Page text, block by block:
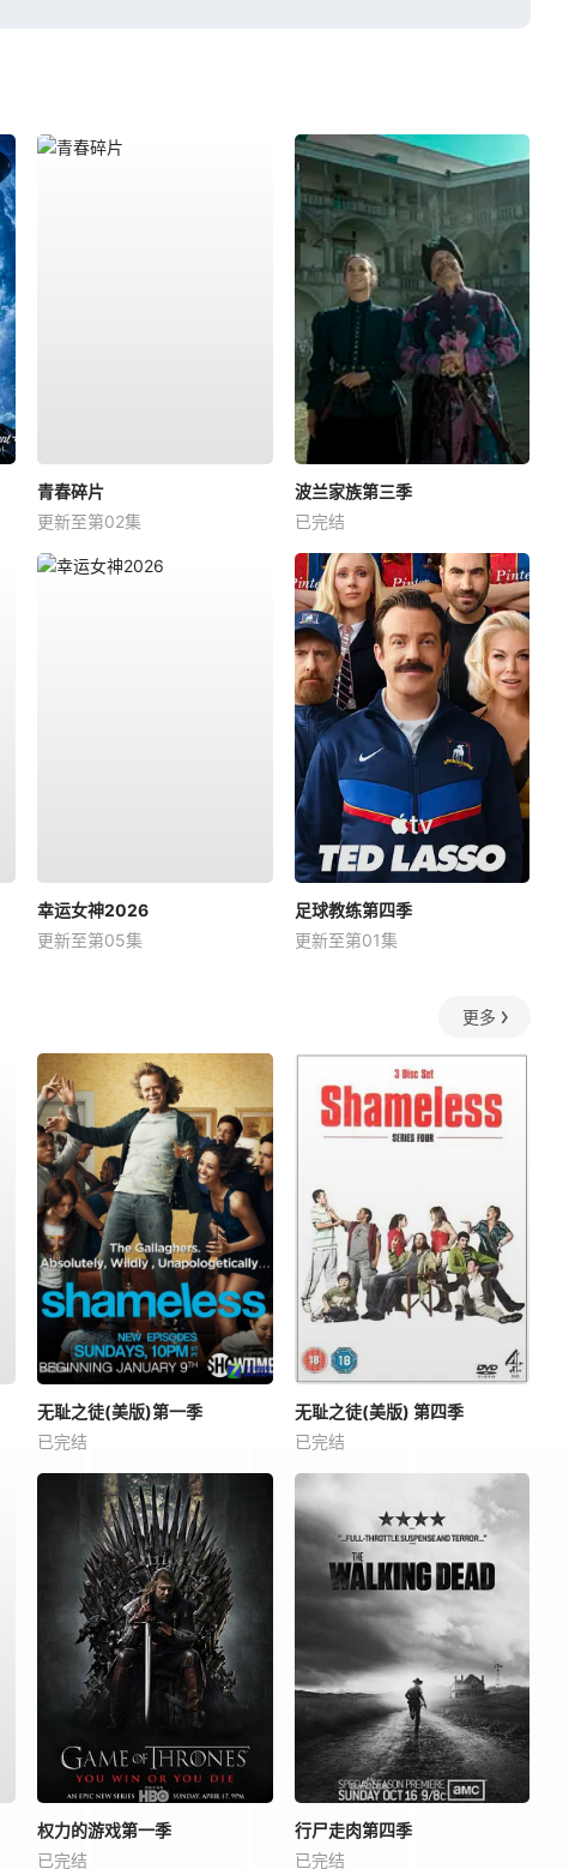
青春碎片
更新至第02集
波兰家族第三季
已完结
幸运女神2026
更新至第05集
足球教练第四季
更新至第01集
更多
无耻之徒(美版)第一季
已完结
无耻之徒(美版) 第四季
已完结
权力的游戏第一季
已完结
行尸走肉第四季
已完结